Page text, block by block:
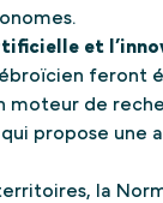
et
feront
moteur de
qui propose une
la